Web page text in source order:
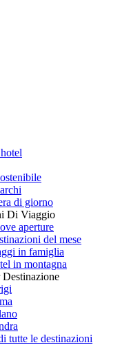
di giorno
Di Viaggio
aperture
del mese
in famiglia
in montagna
tutte le destinazioni